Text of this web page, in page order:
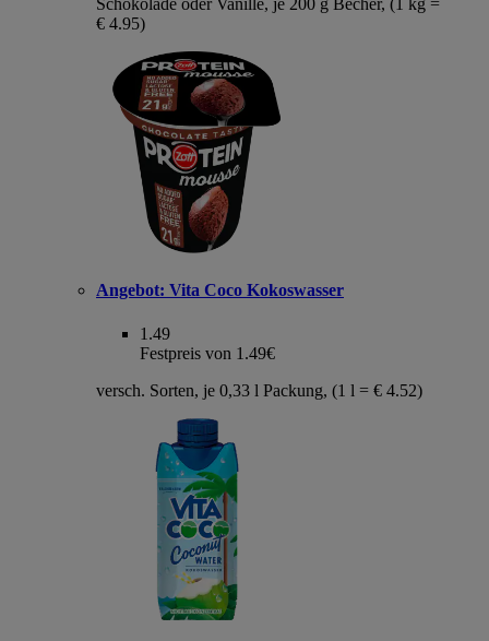
Schokolade oder Vanille, je 200 g Becher, (1 kg =
€ 4.95)
Angebot: Vita Coco Kokoswasser
1.49
Festpreis von 1.49€
versch. Sorten, je 0,33 l Packung, (1 l = € 4.52)